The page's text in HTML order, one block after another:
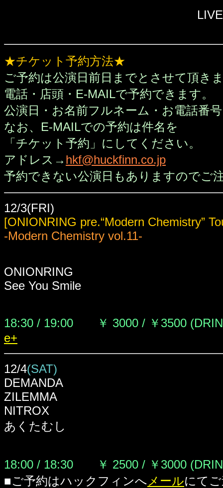
★チケット予約方法★
ご予約は公演日前日までとさせて頂き
電話・店頭・E-MAILで予約できます。
公演日・お名前フルネーム・お電話番
なお、E-MAILでの予約は件名を
「チケット予約」にしてください。
アドレス→ hkf@huckfinn.co.jp
予約できない公演日もありますのでご
12/3(FRI)
[ONIONRING pre.“Modern Chemistry”
-Modern Chemistry vol.11-
ONIONRING
See You Smile
18:30 / 19:00 ￥ 3000 / ￥3500
e+
12/4(SAT)
DEMANDA
ZILEMMA
NITROX
あくたむし
18:00 / 18:30 ￥ 2500 / ￥3000
■ご予約はハックフィンへ メールにて